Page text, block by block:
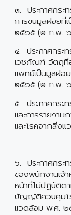
๓. ประกาศกระ
การขนมูลฝอยที่
๒๕๖๕ (๒ ก.พ.
๔. ประกาศกระ
เวชภัณฑ์ วัตถุที่อ
แพทย์เป็นมูลฝอ
๒๕๖๕ (๒ ก.พ.
๕. ประกาศกระ
และการรายงา
และโรคจากสิ่ง
๖. ประกาศกระ
ของพนักงานเจ้
หน้าที่ไม่ปฏิบัติต
บัญญัติควบคุมโร
แวดล้อม พ.ศ.